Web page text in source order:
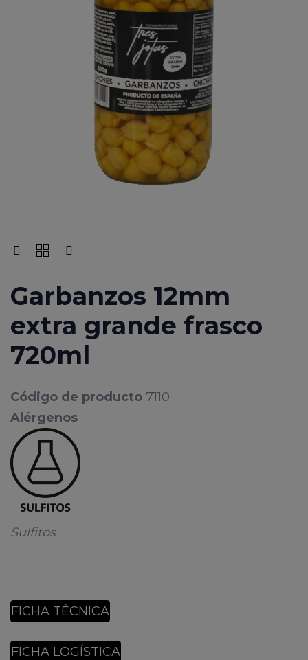
Garbanzos 12mm
extra grande frasco
720ml
Código de producto 7110
Alérgenos
Sulfitos
FICHA TÉCNICA
FICHA LOGÍSTICA